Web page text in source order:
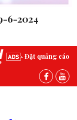
6-2024
Đặt quảng cáo